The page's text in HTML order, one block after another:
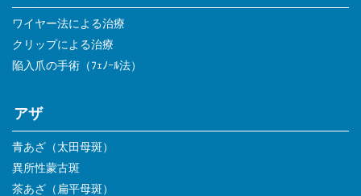
ワイヤー法による治療
クリップによる治療
陥入爪の手術（ﾌｪﾉｰﾙ法）
アザ
青あざ（太田母斑）
異所性蒙古斑
茶あざ（扁平母斑）